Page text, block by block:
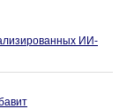
ИИ-